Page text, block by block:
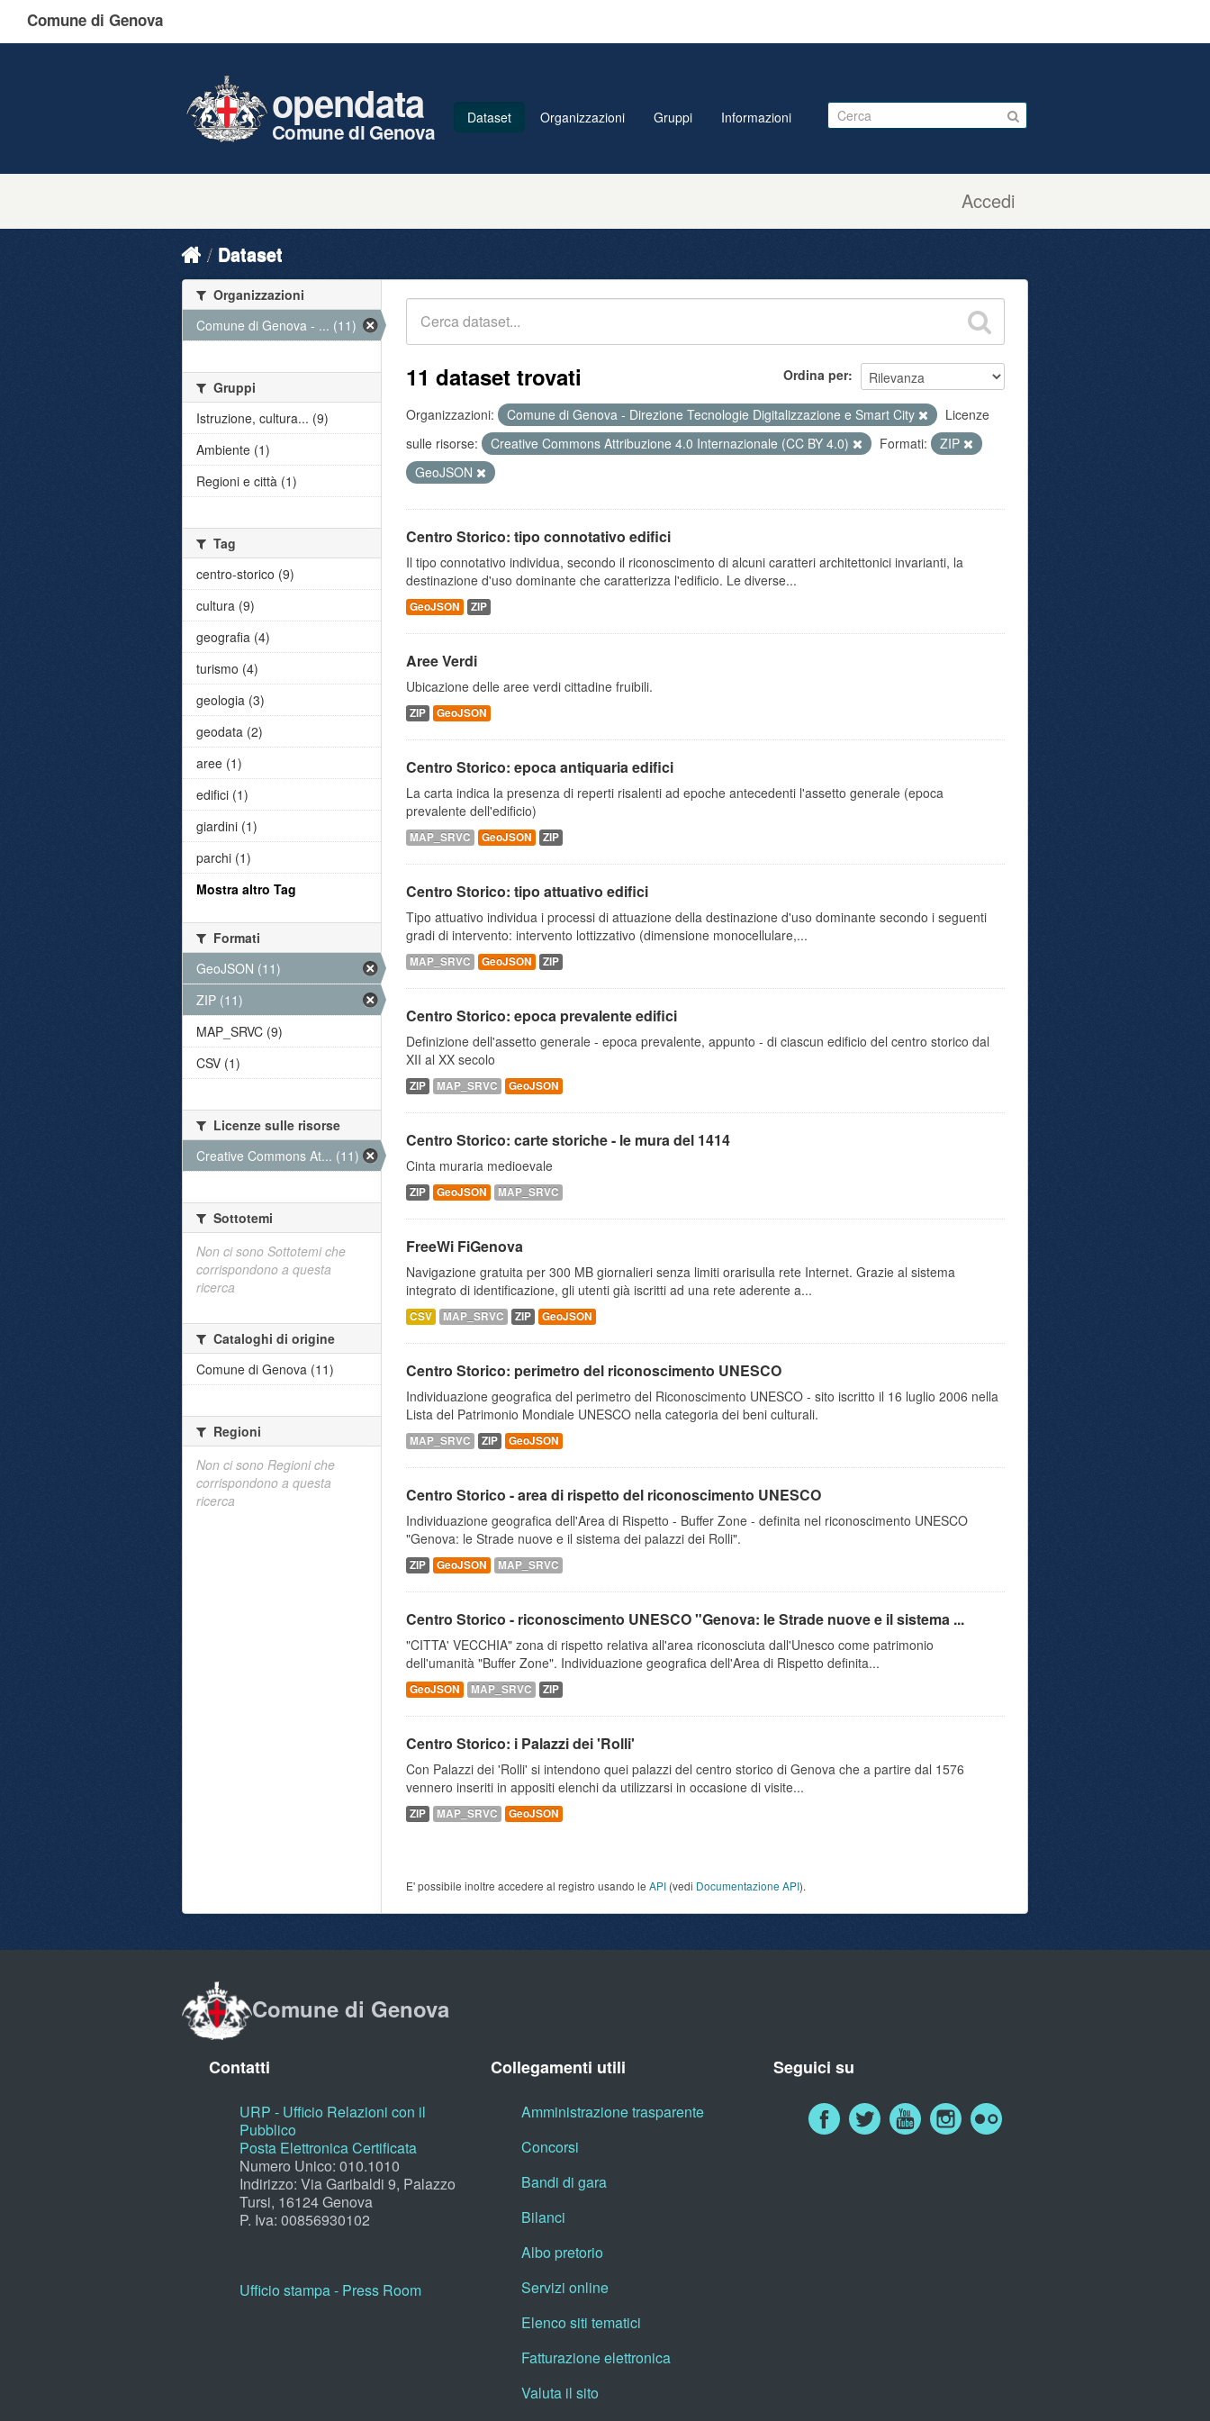
Comune di Genova
Accedi
opendata
Comune di Genova
Dataset Organizzazioni Gruppi Informazioni
Dataset
Ordina per
11 dataset trovati
Organizzazioni: Comune di Genova - Direzione Tecnologie Digitalizzazione e Smart City
Licenze
sulle risorse:
Creative Commons Attribuzione 4.0 Internazionale (CC BY 4.0) Formati:
ZIP
GeoJSON
Centro Storico: tipo connotativo edifici
Il tipo connotativo individua, secondo il riconoscimento di alcuni caratteri architettonici invarianti, la
destinazione d'uso dominante che caratterizza l'edificio. Le diverse...
GeoJSON ZIP
Aree Verdi
Ubicazione delle aree verdi cittadine fruibili.
ZIP GeoJSON
Centro Storico: epoca antiquaria edifici
La carta indica la presenza di reperti risalenti ad epoche antecedenti l'assetto generale (epoca
prevalente dell'edificio)
MAP_SRVC GeoJSON ZIP
Centro Storico: tipo attuativo edifici
Tipo attuativo individua i processi di attuazione della destinazione d'uso dominante secondo i seguenti
gradi di intervento: intervento lottizzativo (dimensione monocellulare,...
MAP_SRVC GeoJSON ZIP
Centro Storico: epoca prevalente edifici
Definizione dell'assetto generale - epoca prevalente, appunto - di ciascun edificio del centro storico dal
XII al XX secolo
ZIP MAP_SRVC GeoJSON
Centro Storico: carte storiche - le mura del 1414
Cinta muraria medioevale
ZIP GeoJSON MAP_SRVC
FreeWi FiGenova
Navigazione gratuita per 300 MB giornalieri senza limiti orarisulla rete Internet. Grazie al sistema
integrato di identificazione, gli utenti già iscritti ad una rete aderente a...
CSV MAP_SRVC ZIP GeoJSON
Centro Storico: perimetro del riconoscimento UNESCO
Individuazione geografica del perimetro del Riconoscimento UNESCO - sito iscritto il 16 luglio 2006 nella
Lista del Patrimonio Mondiale UNESCO nella categoria dei beni culturali.
MAP_SRVC ZIP GeoJSON
Centro Storico - area di rispetto del riconoscimento UNESCO
Individuazione geografica dell'Area di Rispetto - Buffer Zone - definita nel riconoscimento UNESCO
"Genova: le Strade nuove e il sistema dei palazzi dei Rolli".
ZIP GeoJSON MAP_SRVC
Centro Storico - riconoscimento UNESCO "Genova: le Strade nuove e il sistema ...
"CITTA' VECCHIA" zona di rispetto relativa all'area riconosciuta dall'Unesco come patrimonio
dell'umanità "Buffer Zone". Individuazione geografica dell'Area di Rispetto definita...
GeoJSON MAP_SRVC ZIP
Centro Storico: i Palazzi dei 'Rolli'
Con Palazzi dei 'Rolli' si intendono quei palazzi del centro storico di Genova che a partire dal 1576
vennero inseriti in appositi elenchi da utilizzarsi in occasione di visite...
ZIP MAP_SRVC GeoJSON
E' possibile inoltre accedere al registro usando le API (vedi Documentazione API).
Organizzazioni
Comune di Genova - ... (11)
Gruppi
Istruzione, cultura... (9)
Ambiente (1)
Regioni e città (1)
Tag
centro-storico (9)
cultura (9)
geografia (4)
turismo (4)
geologia (3)
geodata (2)
aree (1)
edifici (1)
giardini (1)
parchi (1)
Mostra altro Tag
Formati
GeoJSON (11)
ZIP (11)
MAP_SRVC (9)
CSV (1)
Licenze sulle risorse
Creative Commons At... (11)
Sottotemi
Non ci sono Sottotemi che
corrispondono a questa
ricerca
Cataloghi di origine
Comune di Genova (11)
Regioni
Non ci sono Regioni che
corrispondono a questa
ricerca
Comune di Genova
Contatti
URP - Ufficio Relazioni con il
Pubblico
Posta Elettronica Certificata
Numero Unico: 010.1010
Indirizzo: Via Garibaldi 9, Palazzo
Tursi, 16124 Genova
P. Iva: 00856930102
Ufficio stampa - Press Room
Collegamenti utili
Amministrazione trasparente
Concorsi
Bandi di gara
Bilanci
Albo pretorio
Servizi online
Elenco siti tematici
Fatturazione elettronica
Valuta il sito
Seguici su